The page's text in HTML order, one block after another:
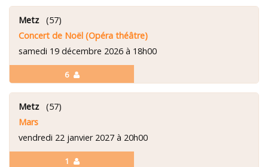
6
Metz(57)
Concert de Noël (Opéra théâtre)
samedi 19 décembre 2026 à 18h00
1
Metz(57)
Mars
vendredi 22 janvier 2027 à 20h00